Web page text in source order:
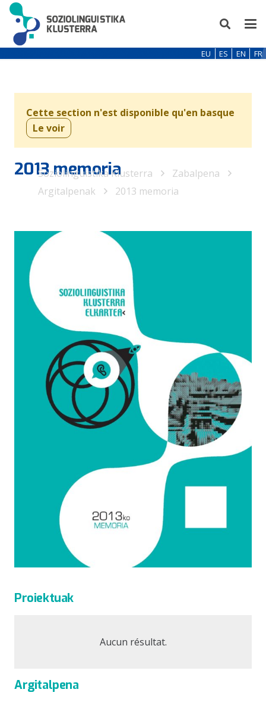
EU ES EN FR
Cette section n'est disponible qu'en basque
Le voir
2013 memoria
Soziolinguistika Klusterra
Zabalpena
Argitalpenak
2013 memoria
Proiektuak
Aucun résultat.
Argitalpena